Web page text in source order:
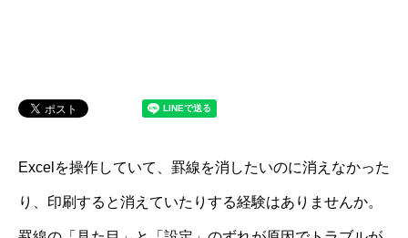
Excelを操作していて、罫線を消したいのに消えなかった
り、印刷すると消えていたりする経験はありませんか。